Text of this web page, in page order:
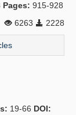
Pages: 915-928
6263
2228
19-66 DOI: